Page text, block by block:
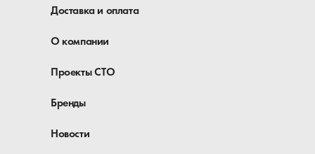
Доставка и оплата
О компании
Проекты СТО
Бренды
Новости